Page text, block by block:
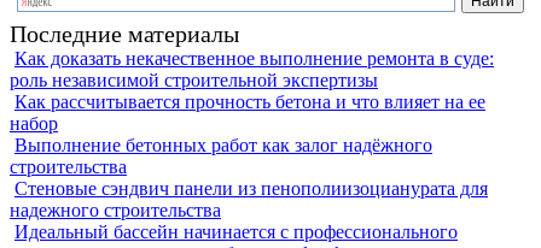
Последние материалы
Как доказать некачественное выполнение ремонта в суде:
роль независимой строительной экспертизы
Как рассчитывается прочность бетона и что влияет на ее
набор
Выполнение бетонных работ как залог надёжного
строительства
Стеновые сэндвич панели из пенополиизоцианурата для
надежного строительства
Идеальный бассейн начинается с профессионального